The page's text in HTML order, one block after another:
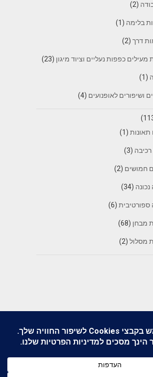
(2)
בלימה (1)
דרך(2)
מעילים כפפות נעליים וציוד מיגון (23)
(1)
ושיפורים לאופנועים (4)
תאונות(1)
רכיבה (3)
חמושים (2)
נכונה (34)
ספורטיבית(6)
מבחן (68)
מסלול(2)